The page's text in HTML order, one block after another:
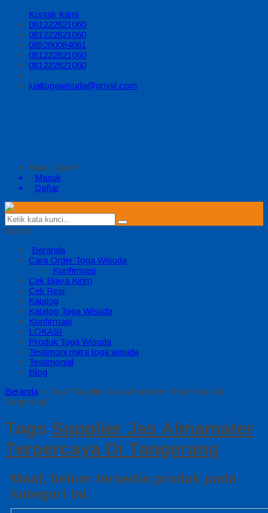
Kontak Kami
081222821060
081222821060
085280084081
081222821060
081222821060
jualtogawisuda@gmail.com
Halo, Guest!
Masuk
Daftar
MENU
Beranda
Cara Order Toga Wisuda
Konfirmasi
Cek Biaya Kirim
Cek Resi
Katalog
Katalog Toga Wisuda
Konfirmasi
LOKASI
Produk Toga Wisuda
Testimoni mitra toga wisuda
Testimonial
Blog
Beranda » Tags "Supplier Jas Almamater Terpercaya Di
Tangerang"
Tags Supplier Jas Almamater
Terpercaya Di Tangerang
Maaf, belum tersedia produk pada
kategori ini.